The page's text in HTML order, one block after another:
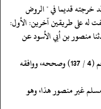
منصور بن أبي الأسود عن
‏‏‏‏أبي صالح عن أبي هريرة به. أخرجه الحاكم (4 / 137) وصححه، ووافقه
غير منصور هذا، وهو